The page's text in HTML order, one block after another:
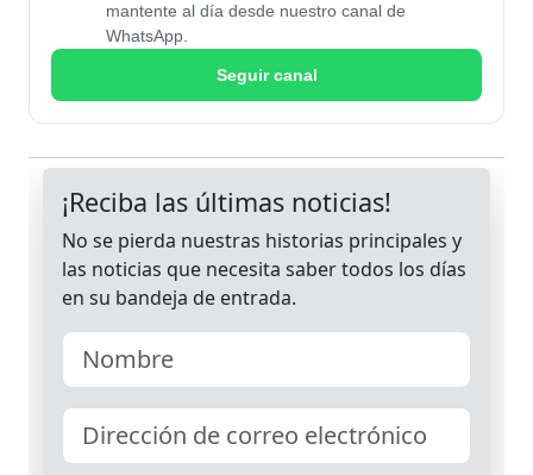
mantente al día desde nuestro canal de
WhatsApp.
Seguir canal